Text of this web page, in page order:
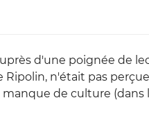
d'une poignée de
Ripolin, n'était pas
manque de culture (dans